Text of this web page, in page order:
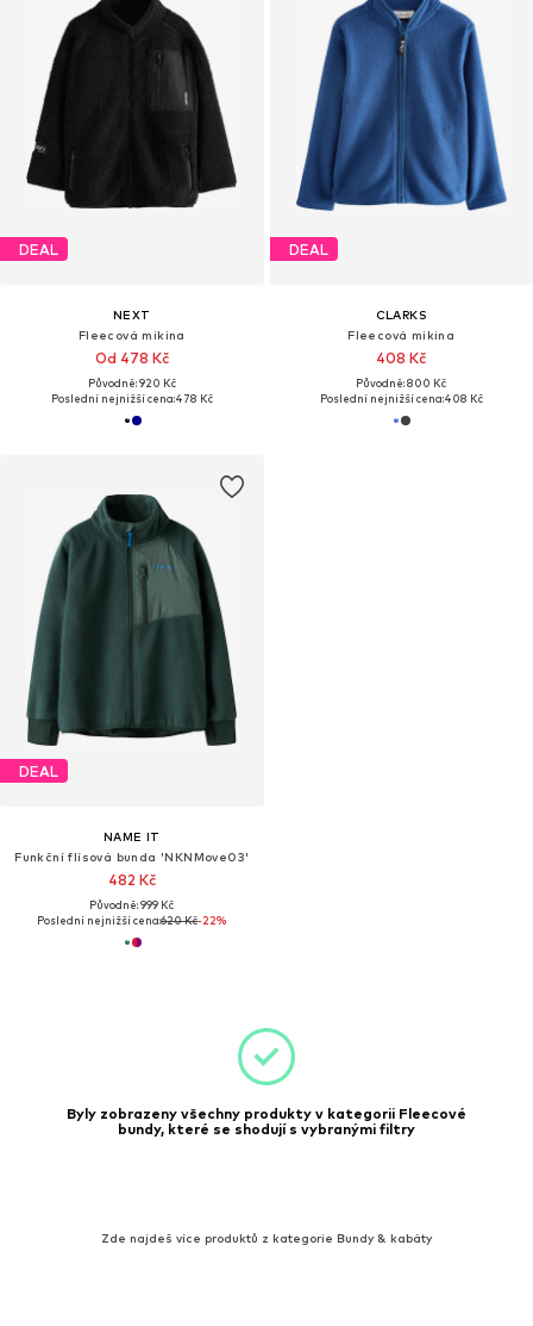
DEAL
NEXT
Fleecová mikina
Od 478 Kč
Původně: 920 Kč
Poslední nejnižší cena:478 Kč
DEAL
CLARKS
Fleecová mikina
408 Kč
Původně: 800 Kč
Poslední nejnižší cena:408 Kč
DEAL
NAME IT
Funkční flísová bunda 'NKNMove03'
482 Kč
Původně: 999 Kč
Poslední nejnižší cena:620 Kč-22%
Byly zobrazeny všechny produkty v kategorii Fleecové
bundy, které se shodují s vybranými filtry
Zde najdeš více produktů z kategorie Bundy & kabáty